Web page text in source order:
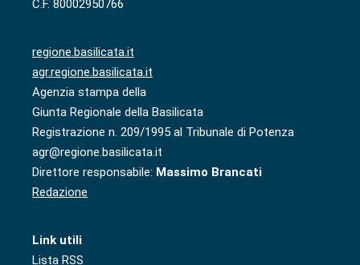
C.F. 80002950766
regione.basilicata.it
agr.regione.basilicata.it
Agenzia stampa della
Giunta Regionale della Basilicata
Registrazione n. 209/1995 al Tribunale di Potenza
agr@regione.basilicata.it
Direttore responsabile: Massimo Brancati
Redazione
Link utili
Lista RSS